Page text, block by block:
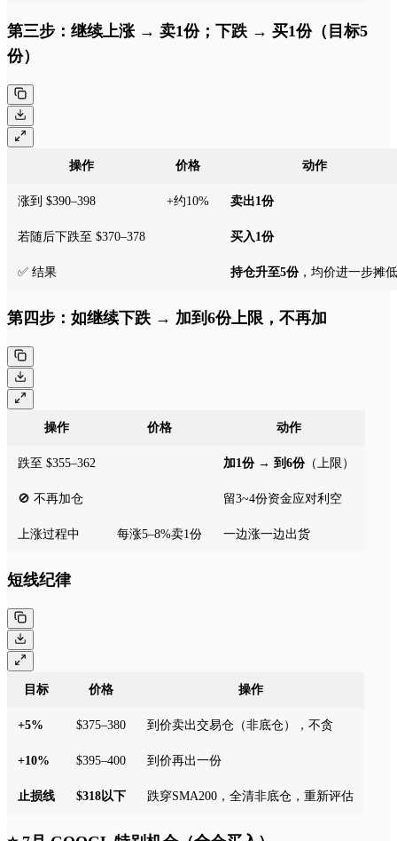
第三步：继续上涨 → 卖1份；下跌 → 买1份（目标5
份）
操作 价格 动作
涨到 $390–398 +约10% 卖出1份
若随后下跌至 $370–378 买入1份
✅ 结果 持仓升至5份，均价进一步摊低
第四步：如继续下跌 → 加到6份上限，不再加
操作 价格 动作
跌至 $355–362 加1份 → 到6份（上限）
🚫 不再加仓 留3~4份资金应对利空
上涨过程中 每涨5–8%卖1份 一边涨一边出货
短线纪律
目标 价格 操作
+5% $375–380 到价卖出交易仓（非底仓），不贪
+10% $395–400 到价再出一份
止损线 $318以下 跌穿SMA200，全清非底仓，重新评估